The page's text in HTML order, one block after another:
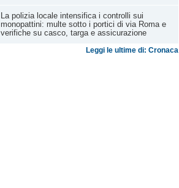
La polizia locale intensifica i controlli sui
monopattini: multe sotto i portici di via Roma e
verifiche su casco, targa e assicurazione
Leggi le ultime di: Cronaca